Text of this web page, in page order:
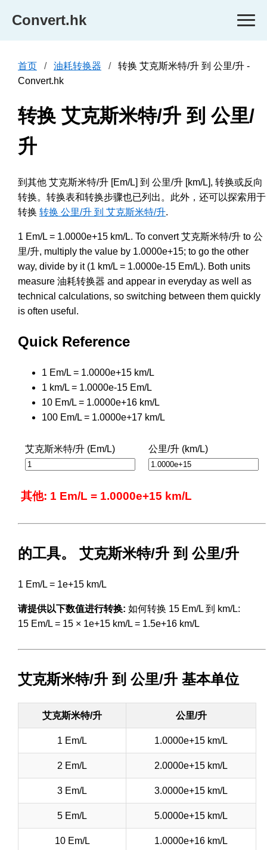
Convert.hk
首页 油耗转换器
转换 艾克斯米特/升 到 公里/升 -
Convert.hk
转换 艾克斯米特/升 到 公里/
升
到其他 艾克斯米特/升 [Em/L] 到 公里/升 [km/L], 转换或反向
转换。转换表和转换步骤也已列出。此外，还可以探索用于
转换 转换 公里/升 到 艾克斯米特/升.
1 Em/L = 1.0000e+15 km/L. To convert 艾克斯米特/升 to 公
里/升, multiply the value by 1.0000e+15; to go the other
way, divide by it (1 km/L = 1.0000e-15 Em/L). Both units
measure 油耗转换器 and appear in everyday as well as
technical calculations, so switching between them quickly
is often useful.
Quick Reference
1 Em/L = 1.0000e+15 km/L
1 km/L = 1.0000e-15 Em/L
10 Em/L = 1.0000e+16 km/L
100 Em/L = 1.0000e+17 km/L
艾克斯米特/升 (Em/L) 公里/升 (km/L)
其他: 1 Em/L = 1.0000e+15 km/L
的工具。 艾克斯米特/升 到 公里/升
1 Em/L = 1e+15 km/L
请提供以下数值进行转换: 如何转换 15 Em/L 到 km/L:
15 Em/L = 15 × 1e+15 km/L = 1.5e+16 km/L
艾克斯米特/升 到 公里/升 基本单位
艾克斯米特/升 公里/升
1 Em/L 1.0000e+15 km/L
2 Em/L 2.0000e+15 km/L
3 Em/L 3.0000e+15 km/L
5 Em/L 5.0000e+15 km/L
10 Em/L 1.0000e+16 km/L